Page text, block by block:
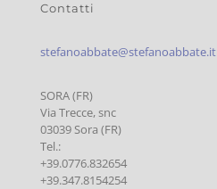
Contatti
stefanoabbate@stefanoabbate.it
SORA (FR)
Via Trecce, snc
03039 Sora (FR)
Tel.:
+39.0776.832654
+39.347.8154254